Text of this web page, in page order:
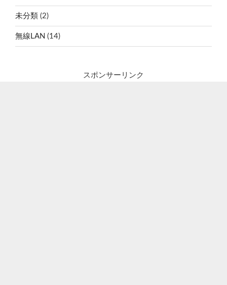
未分類 (2)
無線LAN (14)
スポンサーリンク